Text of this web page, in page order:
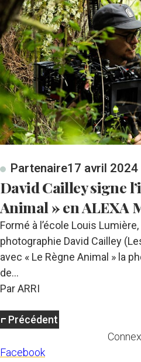
Partenaire17 avril 2024
David Cailley signe
Animal » en ALEXA
Formé à l’école Louis
photographie David Cailley
avec « Le Règne Animal » la
de…
Par ARRI
Précédent
Facebook